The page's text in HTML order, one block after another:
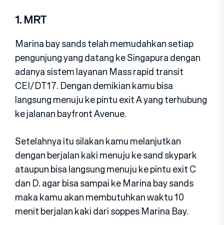
1. MRT
Marina bay sands telah memudahkan setiap
pengunjung yang datang ke Singapura dengan
adanya sistem layanan Mass rapid transit
CEI/DT17. Dengan demikian kamu bisa
langsung menuju ke pintu exit A yang terhubung
ke jalanan bayfront Avenue.
Setelahnya itu silakan kamu melanjutkan
dengan berjalan kaki menuju ke sand skypark
ataupun bisa langsung menuju ke pintu exit C
dan D. agar bisa sampai ke Marina bay sands
maka kamu akan membutuhkan waktu 10
menit berjalan kaki dari soppes Marina Bay.